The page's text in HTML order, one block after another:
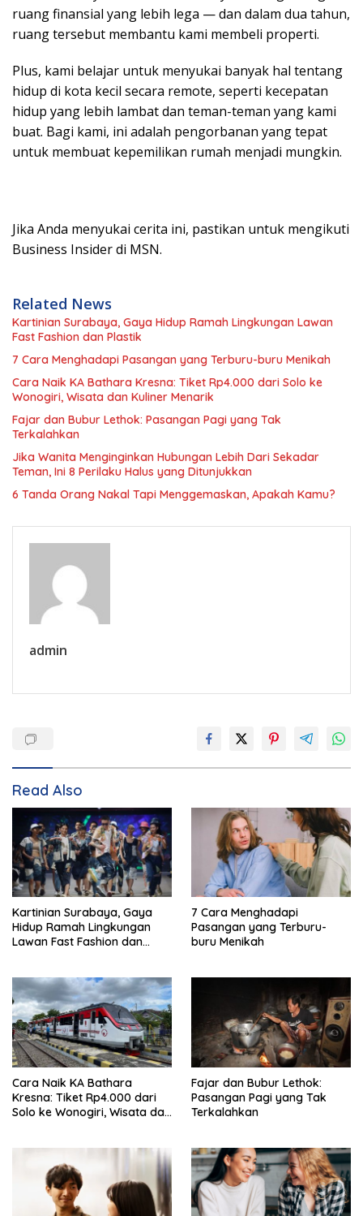
ruang finansial yang lebih lega — dan dalam dua tahun,
ruang tersebut membantu kami membeli properti.
Plus, kami belajar untuk menyukai banyak hal tentang
hidup di kota kecil secara remote, seperti kecepatan
hidup yang lebih lambat dan teman-teman yang kami
buat. Bagi kami, ini adalah pengorbanan yang tepat
untuk membuat kepemilikan rumah menjadi mungkin.
Jika Anda menyukai cerita ini, pastikan untuk mengikuti
Business Insider di MSN.
Related News
Kartinian Surabaya, Gaya Hidup Ramah Lingkungan Lawan
Fast Fashion dan Plastik
7 Cara Menghadapi Pasangan yang Terburu-buru Menikah
Cara Naik KA Bathara Kresna: Tiket Rp4.000 dari Solo ke
Wonogiri, Wisata dan Kuliner Menarik
Fajar dan Bubur Lethok: Pasangan Pagi yang Tak
Terkalahkan
Jika Wanita Menginginkan Hubungan Lebih Dari Sekadar
Teman, Ini 8 Perilaku Halus yang Ditunjukkan
6 Tanda Orang Nakal Tapi Menggemaskan, Apakah Kamu?
admin
Read Also
Kartinian Surabaya, Gaya
Hidup Ramah Lingkungan
Lawan Fast Fashion dan
7 Cara Menghadapi
Pasangan yang Terburu-
buru Menikah
Cara Naik KA Bathara
Kresna: Tiket Rp4.000 dari
Solo ke Wonogiri, Wisata dan
Fajar dan Bubur Lethok:
Pasangan Pagi yang Tak
Terkalahkan